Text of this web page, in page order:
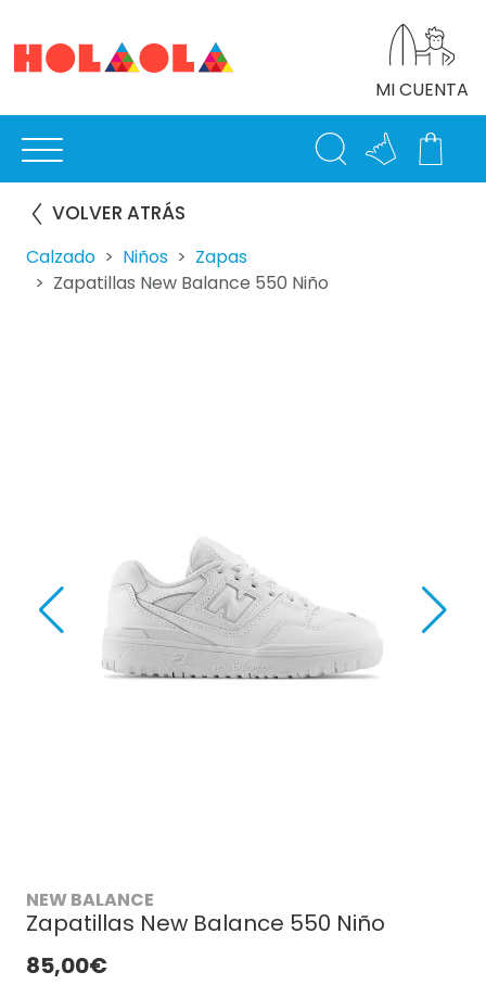
MI CUENTA
VOLVER ATRÁS
Calzado Niños
Zapas
Zapatillas New Balance 550 Niño
NEW BALANCE
Zapatillas New Balance 550 Niño
85,00€